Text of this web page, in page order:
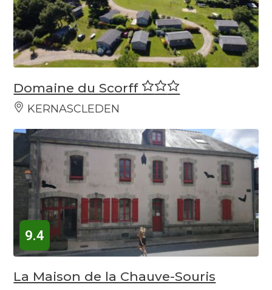
Domaine du Scorff
KERNASCLEDEN
9.4
La Maison de la Chauve-Souris